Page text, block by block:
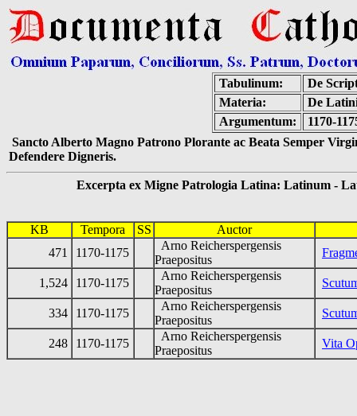
Tabulinum:
De
Materia:
De
Argumentum:
1170-
Sancto Alberto Magno Patrono Plorante ac Beata Semper
Defendere Digneris.
Excerpta ex Migne Patrologia Latina: Latinum -
KB Tempora SS
Auctor
471
1170-1175
Arno Reicherspergensis
Praepositus
1,524 1170-1175
Arno Reicherspergensis
Praepositus
334 1170-1175
Arno Reicherspergensis
Praepositus
248 1170-1175
Arno Reicherspergensis
Praepositus
Vita